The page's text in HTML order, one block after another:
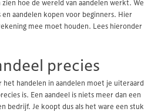
hoe de wereld van aandelen werkt. We
aandelen kopen voor beginners. Hier
mee moet houden. Lees hieronder
precies
handelen in aandelen moet je uiteraard
is. Een aandeel is niets meer dan een
bedrijf. Je koopt dus als het ware een stuk